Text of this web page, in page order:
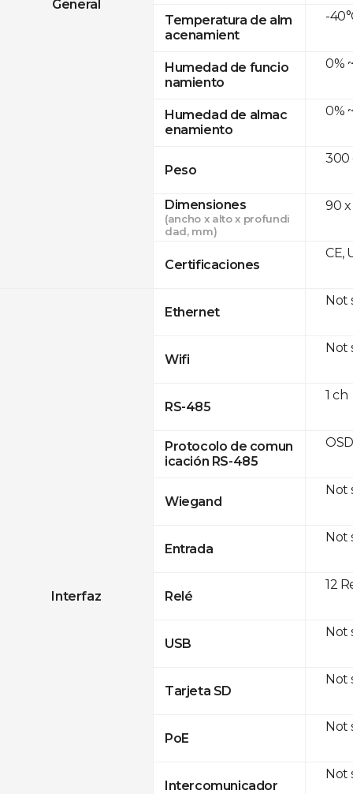
General
Temperatura de alm
acenamient
Humedad de funcio
namiento
Humedad de almac
enamiento
Peso
Dimensiones
(ancho x alto x profundi
dad, mm)
Certificaciones
Interfaz
Ethernet
Wifi
RS-485
Protocolo de comun
icación RS-485
Wiegand
Entrada
Relé
USB
Tarjeta SD
PoE
Intercomunicador
-
0%
0%
300
90 x
CE,
Not
Not
1 ch
Not
Not
12
Not
Not
Not
Not